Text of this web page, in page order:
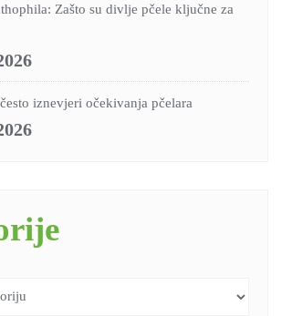
Zašto su divlje pčele ključne za
iznevjeri očekivanja pčelara